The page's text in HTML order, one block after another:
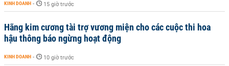
KINH DOANH - 15 giờ trước
Hãng kim cương tài trợ vương miện cho các cuộc thi hoa
hậu thông báo ngừng hoạt động
KINH DOANH - 10 giờ trước